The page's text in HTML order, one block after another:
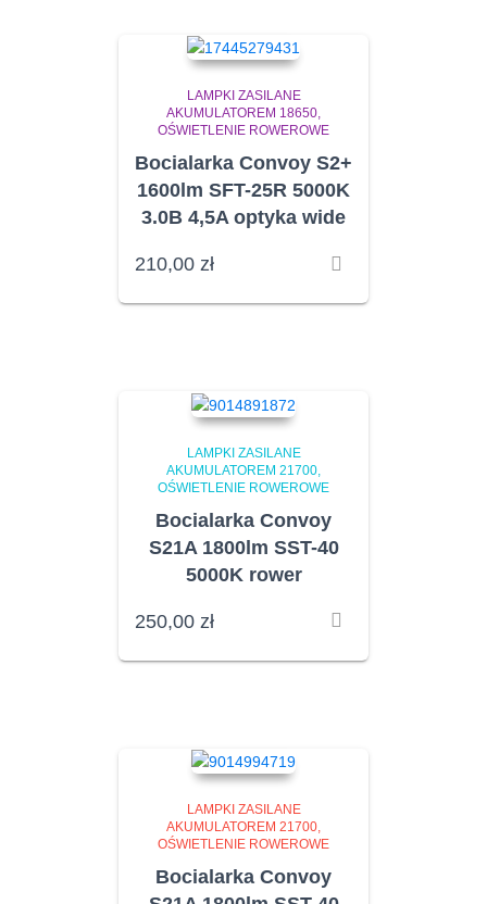
LAMPKI ZASILANE
AKUMULATOREM 18650
OŚWIETLENIE ROWEROWE
Bocialarka Convoy S2+
1600lm SFT-25R 5000K
3.0B 4,5A optyka wide
210,00 zł
LAMPKI ZASILANE
AKUMULATOREM 21700
OŚWIETLENIE ROWEROWE
Bocialarka Convoy
S21A 1800lm SST-40
5000K rower
250,00 zł
LAMPKI ZASILANE
AKUMULATOREM 21700
OŚWIETLENIE ROWEROWE
Bocialarka Convoy